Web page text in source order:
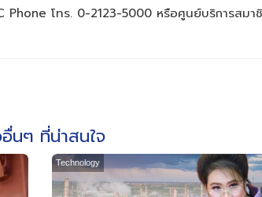
โทร. 0-2123-5000 หรือศูนย์บริการสมาชิ
นๆ ที่น่าสนใจ
Technology